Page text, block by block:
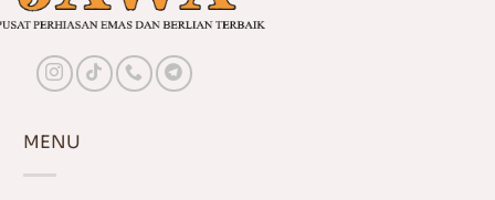
MENU